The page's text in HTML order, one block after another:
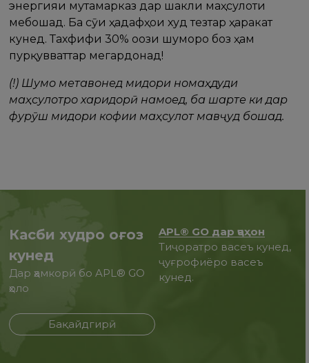
энергияи мутамарказ дар шакли маҳсулоти
мебошад. Ба сӯи ҳадафҳои худ тезтар ҳаракат
кунед. Тахфифи 30% оғози шуморо боз ҳам
пурқувваттар мегардонад!
(!) Шумо метавонед миқдори номаҳдуди
маҳсулотро харидорӣ намоед, ба шарте ки дар
фурӯш миқдори кофии маҳсулот мавҷуд бошад.
Касби худро оғоз
кунед
Дар ҳамкорӣ бо APL® GO
ҳоло
Бақайдгирӣ
APL® GO дар ҷаҳон
Тиҷоратро васеъ кунед,
ҷуғрофиёро васеъ
кунед.